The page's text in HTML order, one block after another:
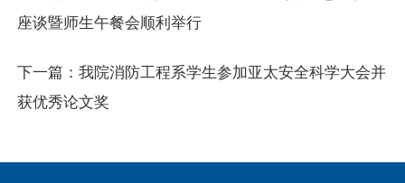
座谈暨师生午餐会顺利举行
下一篇：我院消防工程系学生参加亚太安全科学大会并
获优秀论文奖